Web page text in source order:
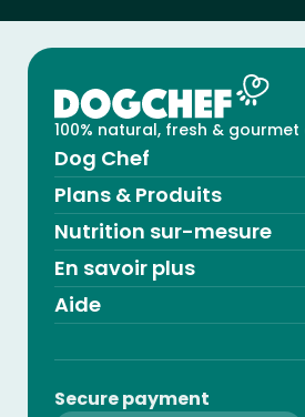
100% natural, fresh &
Dog Chef
Plans & Produits
Nutrition sur-mesure
En savoir plus
Aide
Secure payment